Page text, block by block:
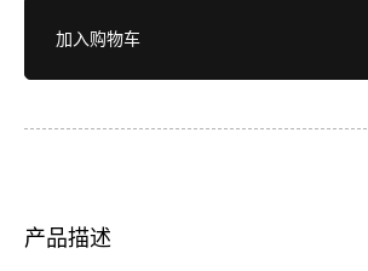
加入购物车
产品描述